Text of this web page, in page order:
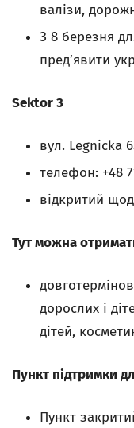
валізи,
З 8 березня
пред’явити
Sektor 3
вул. Legnicka
телефон: +48
відкритий
Тут можна
дорослих і
дітей,
Пункт підтримки
Пункт